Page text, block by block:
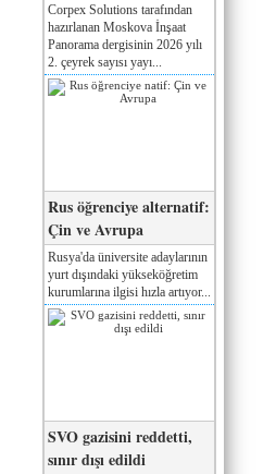
Corpex Solutions tarafından
hazırlanan Moskova İnşaat
Panorama dergisinin 2026 yılı
2. çeyrek sayısı yayı...
Rus öğrenciye alternatif:
Çin ve Avrupa
Rusya'da üniversite adaylarının
yurt dışındaki yükseköğretim
kurumlarına ilgisi hızla artıyor...
SVO gazisini reddetti,
sınır dışı edildi